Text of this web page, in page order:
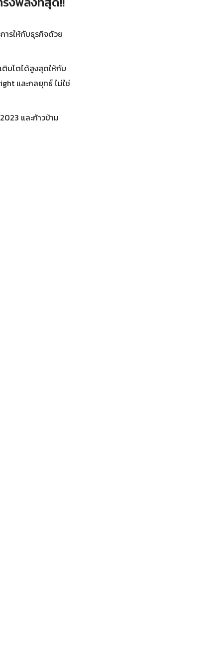
ารให้กับธุรกิจด้วย
ติบโตได้สูงสุดให้กับ
และกลยุทธ์ ไม่ใช่
และก้าวข้าม